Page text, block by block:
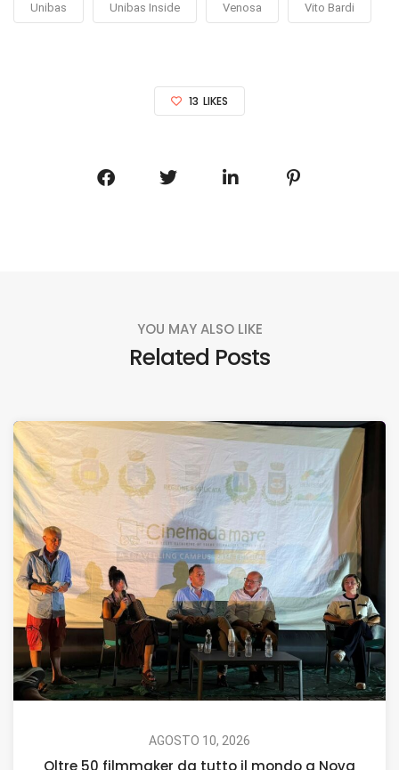
Unibas Unibas Inside Venosa Vito Bardi
13 LIKES
YOU MAY ALSO LIKE
Related Posts
AGOSTO 10, 2026
Oltre 50 filmmaker da tutto il mondo a Nova